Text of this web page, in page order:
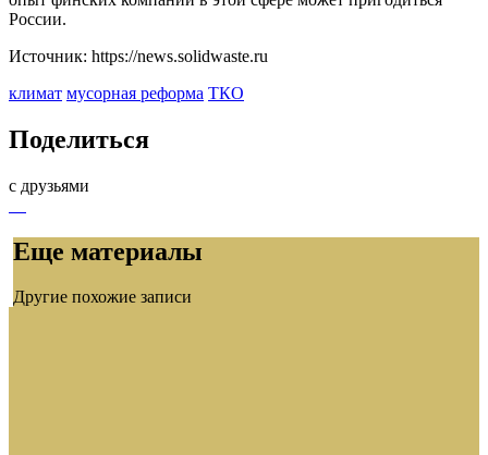
России.
Источник: https://news.solidwaste.ru
климат мусорная реформа ТКО
Поделиться
с друзьями
Еще материалы
Другие похожие записи